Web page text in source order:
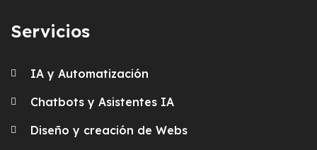
Servicios
IA y Automatización
Chatbots y Asistentes IA
Diseño y creación de Webs